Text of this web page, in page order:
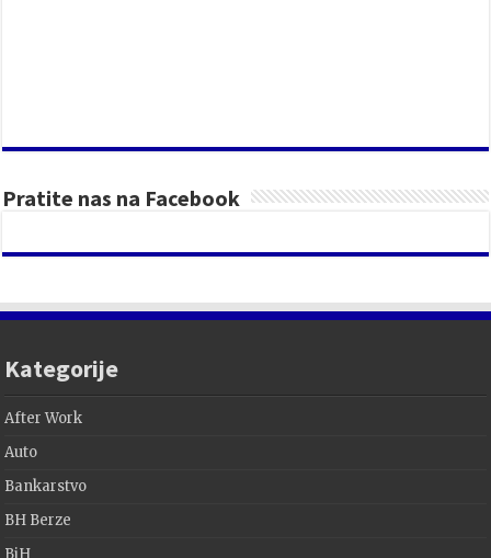
Pratite nas na Facebook
Kategorije
After Work
Auto
Bankarstvo
BH Berze